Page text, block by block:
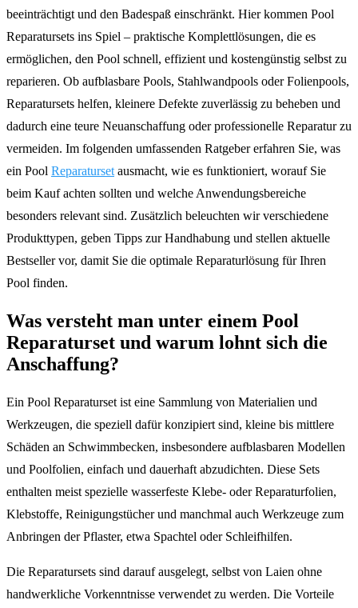
beeinträchtigt und den Badespaß einschränkt. Hier kommen Pool
Reparatursets ins Spiel – praktische Komplettlösungen, die es
ermöglichen, den Pool schnell, effizient und kostengünstig selbst zu
reparieren. Ob aufblasbare Pools, Stahlwandpools oder Folienpools,
Reparatursets helfen, kleinere Defekte zuverlässig zu beheben und
dadurch eine teure Neuanschaffung oder professionelle Reparatur zu
vermeiden. Im folgenden umfassenden Ratgeber erfahren Sie, was
ein Pool Reparaturset ausmacht, wie es funktioniert, worauf Sie
beim Kauf achten sollten und welche Anwendungsbereiche
besonders relevant sind. Zusätzlich beleuchten wir verschiedene
Produkttypen, geben Tipps zur Handhabung und stellen aktuelle
Bestseller vor, damit Sie die optimale Reparaturlösung für Ihren
Pool finden.
Was versteht man unter einem Pool
Reparaturset und warum lohnt sich die
Anschaffung?
Ein Pool Reparaturset ist eine Sammlung von Materialien und
Werkzeugen, die speziell dafür konzipiert sind, kleine bis mittlere
Schäden an Schwimmbecken, insbesondere aufblasbaren Modellen
und Poolfolien, einfach und dauerhaft abzudichten. Diese Sets
enthalten meist spezielle wasserfeste Klebe- oder Reparaturfolien,
Klebstoffe, Reinigungstücher und manchmal auch Werkzeuge zum
Anbringen der Pflaster, etwa Spachtel oder Schleifhilfen.
Die Reparatursets sind darauf ausgelegt, selbst von Laien ohne
handwerkliche Vorkenntnisse verwendet zu werden. Die Vorteile